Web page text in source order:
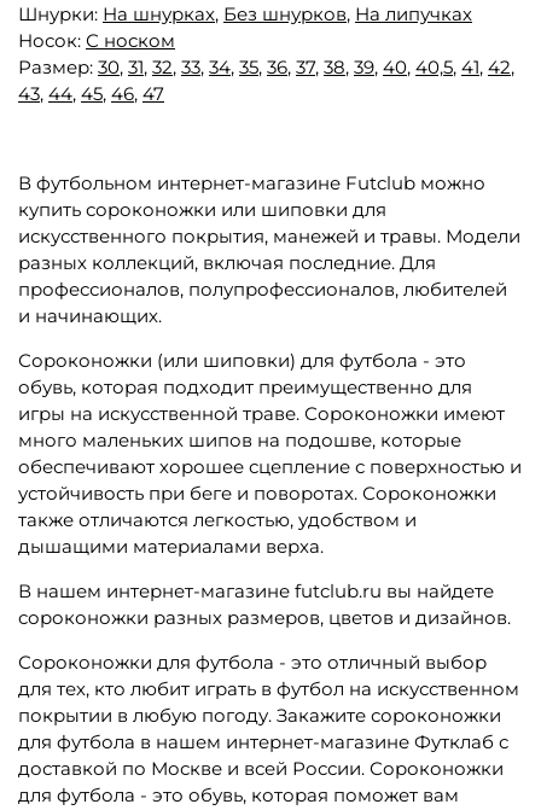
Шнурки: На шнурках, Без шнурков, На липучках
Носок: С носком
Размер: 30, 31, 32, 33, 34, 35, 36, 37, 38, 39, 40, 40,5, 41, 42,
43, 44, 45, 46, 47
В футбольном интернет-магазине Futclub можно
купить сороконожки или шиповки для
искусственного покрытия, манежей и травы. Модели
разных коллекций, включая последние. Для
профессионалов, полупрофессионалов, любителей
и начинающих.
Сороконожки (или шиповки) для футбола - это
обувь, которая подходит преимущественно для
игры на искусственной траве. Сороконожки имеют
много маленьких шипов на подошве, которые
обеспечивают хорошее сцепление с поверхностью и
устойчивость при беге и поворотах. Сороконожки
также отличаются легкостью, удобством и
дышащими материалами верха.
В нашем интернет-магазине futclub.ru вы найдете
сороконожки разных размеров, цветов и дизайнов.
Сороконожки для футбола - это отличный выбор
для тех, кто любит играть в футбол на искусственном
покрытии в любую погоду. Закажите сороконожки
для футбола в нашем интернет-магазине Футклаб с
доставкой по Москве и всей России. Сороконожки
для футбола - это обувь, которая поможет вам